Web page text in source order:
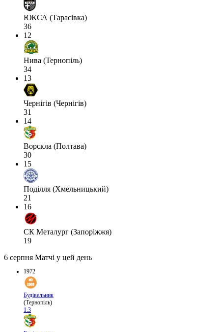
ЮКСА (Тарасівка)
36
12
Нива (Тернопіль)
34
13
Чернігів (Чернігів)
31
14
Ворскла (Полтава)
30
15
Поділля (Хмельницький)
21
16
СК Металург (Запоріжжя)
19
6 серпня Матчі у цей день
1972
Будівельник
(Тернопіль)
1:3